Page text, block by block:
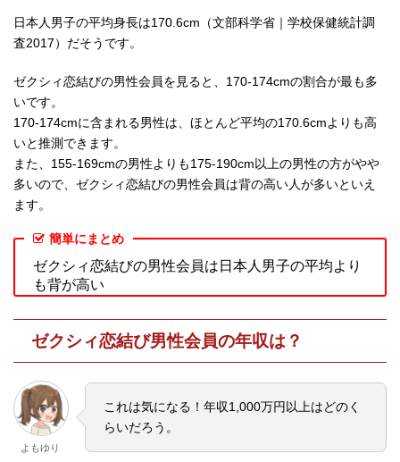
日本人男子の平均身長は170.6cm（文部科学省｜学校保健統計調
査2017）だそうです。
ゼクシィ恋結びの男性会員を見ると、170-174cmの割合が最も多
いです。
170-174cmに含まれる男性は、ほとんど平均の170.6cmよりも高
いと推測できます。
また、155-169cmの男性よりも175-190cm以上の男性の方がやや
多いので、ゼクシィ恋結びの男性会員は背の高い人が多いといえ
ます。
簡単にまとめ
ゼクシィ恋結びの男性会員は日本人男子の平均より
も背が高い
ゼクシィ恋結び男性会員の年収は？
よもゆり
これは気になる！年収1,000万円以上はどのく
らいだろう。